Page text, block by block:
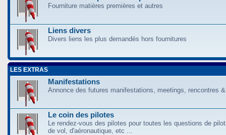
Fourniture matières premières et autres
Liens divers
Divers liens les plus demandés hors fournitures
LES EXTRAS
Manifestations
Annonce des futures manifestations, meetings, rencontres
Le coin des pilotes
Le rendez-vous des pilotes pour toutes les questions de
de vol, d'aéronautique, etc ...